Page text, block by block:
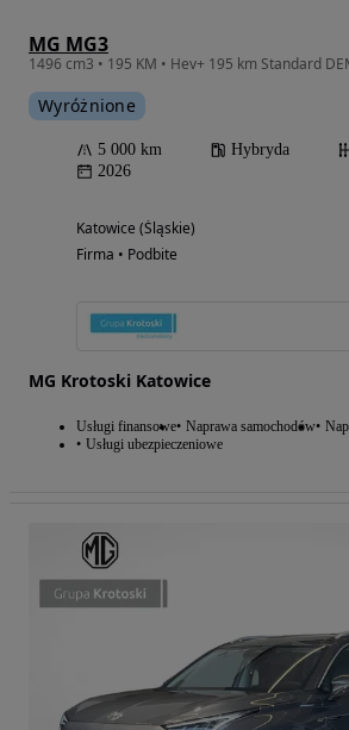
MG MG3
1496 cm3 • 195 KM • Hev+ 195 km Standard
Wyróżnione
5 000 km Hybryda
2026
Katowice (Śląskie)
Firma • Podbite
MG Krotoski Katowice
Usługi finansowe Naprawa samochodów
Usługi ubezpieczeniowe